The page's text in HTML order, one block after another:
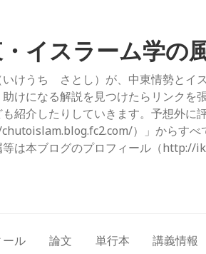
イスラーム学の
いけうち さとし）が、中東情勢とイ
けになる解説を見つけたらリンクを
紹介したりしていきます。予想外に
chutoislam.blog.fc2.com/）」からす
等は本ブログのプロフィール（http://
ール 論文 単行本 講義情報